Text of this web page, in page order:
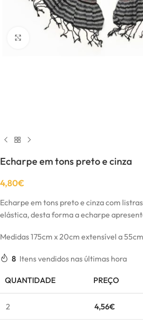
Click to enlarge
Echarpe em tons preto e cinza
4,80€
Echarpe em tons preto e cinza com
elástica, desta forma a echarpe
Medidas 175cm x 20cm extensível a 55cm
8 Itens vendidos nas últimas hora
QUANTIDADE PREÇO
2 4,56€